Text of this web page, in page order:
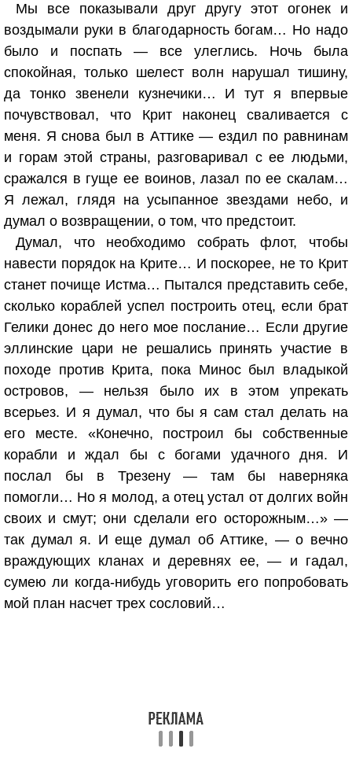
Мы все показывали друг другу этот огонек и
воздымали руки в благодарность богам… Но надо
было и поспать — все улеглись. Ночь была
спокойная, только шелест волн нарушал тишину,
да тонко звенели кузнечики… И тут я впервые
почувствовал, что Крит наконец сваливается с
меня. Я снова был в Аттике — ездил по равнинам
и горам этой страны, разговаривал с ее людьми,
сражался в гуще ее воинов, лазал по ее скалам…
Я лежал, глядя на усыпанное звездами небо, и
думал о возвращении, о том, что предстоит.
Думал, что необходимо собрать флот, чтобы
навести порядок на Крите… И поскорее, не то Крит
станет почище Истма… Пытался представить себе,
сколько кораблей успел построить отец, если брат
Гелики донес до него мое послание… Если другие
эллинские цари не решались принять участие в
походе против Крита, пока Минос был владыкой
островов, — нельзя было их в этом упрекать
всерьез. И я думал, что бы я сам стал делать на
его месте. «Конечно, построил бы собственные
корабли и ждал бы с богами удачного дня. И
послал бы в Трезену — там бы наверняка
помогли… Но я молод, а отец устал от долгих войн
своих и смут; они сделали его осторожным…» —
так думал я. И еще думал об Аттике, — о вечно
враждующих кланах и деревнях ее, — и гадал,
сумею ли когда-нибудь уговорить его попробовать
мой план насчет трех сословий…